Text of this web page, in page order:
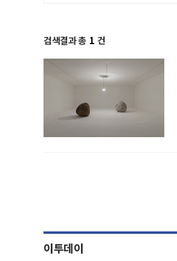
검색결과 총 1 건
이투데이